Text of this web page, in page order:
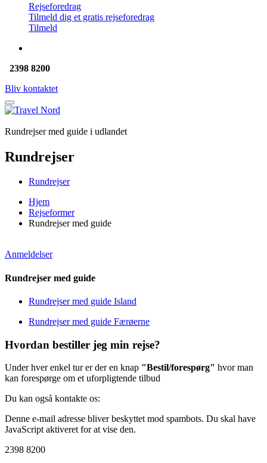
Rejseforedrag
Tilmeld dig et gratis rejseforedrag
Tilmeld
2398 8200
Bliv kontaktet
Rundrejser med guide i udlandet
Rundrejser
Rundrejser
Hjem
Rejseformer
Rundrejser med guide
Anmeldelser
Rundrejser med guide
Rundrejser med guide Island
Rundrejser med guide Færøerne
Hvordan bestiller jeg min rejse?
Under hver enkel tur er der en knap "Bestil/forespørg" hvor man
kan forespørge om et uforpligtende tilbud
Du kan også kontakte os:
Denne e-mail adresse bliver beskyttet mod spambots. Du skal have
JavaScript aktiveret for at vise den.
2398 8200